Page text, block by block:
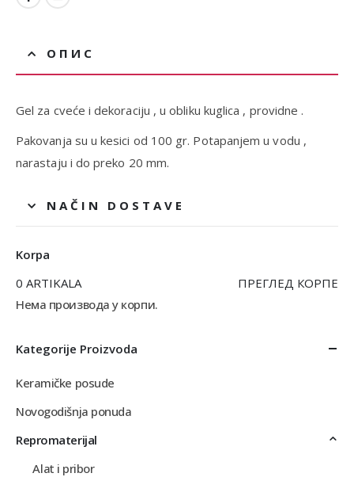
ОПИС
Gel za cveće i dekoraciju , u obliku kuglica , providne .
Pakovanja su u kesici od 100 gr. Potapanjem u vodu ,
narastaju i do preko 20 mm.
NAČIN DOSTAVE
Korpa
0 ARTIKALA
ПРЕГЛЕД КОРПЕ
Нема производа у корпи.
Kategorije Proizvoda
Keramičke posude
Novogodišnja ponuda
Repromaterijal
Alat i pribor